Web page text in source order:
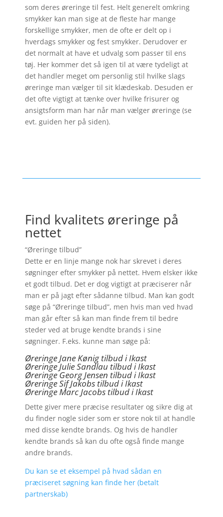
som deres øreringe til fest. Helt generelt omkring
smykker kan man sige at de fleste har mange
forskellige smykker, men de ofte er delt op i
hverdags smykker og fest smykker. Derudover er
det normalt at have et udvalg som passer til ens
tøj. Her kommer det så igen til at være tydeligt at
det handler meget om personlig stil hvilke slags
øreringe man vælger til sit klædeskab. Desuden er
det ofte vigtigt at tænke over hvilke frisurer og
ansigtsform man har når man vælger øreringe (se
evt. guiden her på siden).
Find kvalitets øreringe på
nettet
“Øreringe tilbud”
Dette er en linje mange nok har skrevet i deres
søgninger efter smykker på nettet. Hvem elsker ikke
et godt tilbud. Det er dog vigtigt at præciserer når
man er på jagt efter sådanne tilbud. Man kan godt
søge på “Øreringe tilbud”, men hvis man ved hvad
man går efter så kan man finde frem til bedre
steder ved at bruge kendte brands i sine
søgninger. F.eks. kunne man søge på:
Øreringe Jane Kønig tilbud i Ikast
Øreringe Julie Sandlau tilbud i Ikast
Øreringe Georg Jensen tilbud i Ikast
ØreringeSif Jakobs tilbud i Ikast
Øreringe Marc Jacobs tilbud i Ikast
Dette giver mere præcise resultater og sikre dig at
du finder nogle sider som er store nok til at handle
med disse kendte brands. Og hvis de handler
kendte brands så kan du ofte også finde mange
andre brands.
Du kan se et eksempel på hvad sådan en
præciseret søgning kan finde her (betalt
partnerskab)